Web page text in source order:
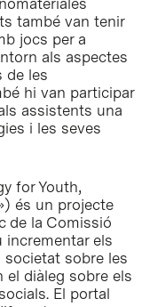
també van tenir
jocs per a
als aspectes
de les
hi van participar
assistents una
i les seves
for Youth,
és un projecte
de la Comissió
incrementar els
sobre les
el diàleg sobre els
El portal